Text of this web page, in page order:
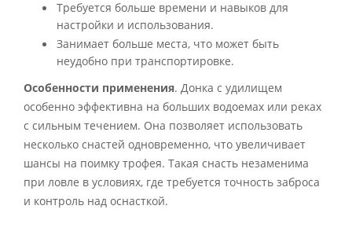
Требуется больше времени и навыков для
настройки и использования.
Занимает больше места, что может быть
неудобно при транспортировке.
Особенности применения. Донка с удилищем
особенно эффективна на больших водоемах или реках
с сильным течением. Она позволяет использовать
несколько снастей одновременно, что увеличивает
шансы на поимку трофея. Такая снасть незаменима
при ловле в условиях, где требуется точность заброса
и контроль над оснасткой.